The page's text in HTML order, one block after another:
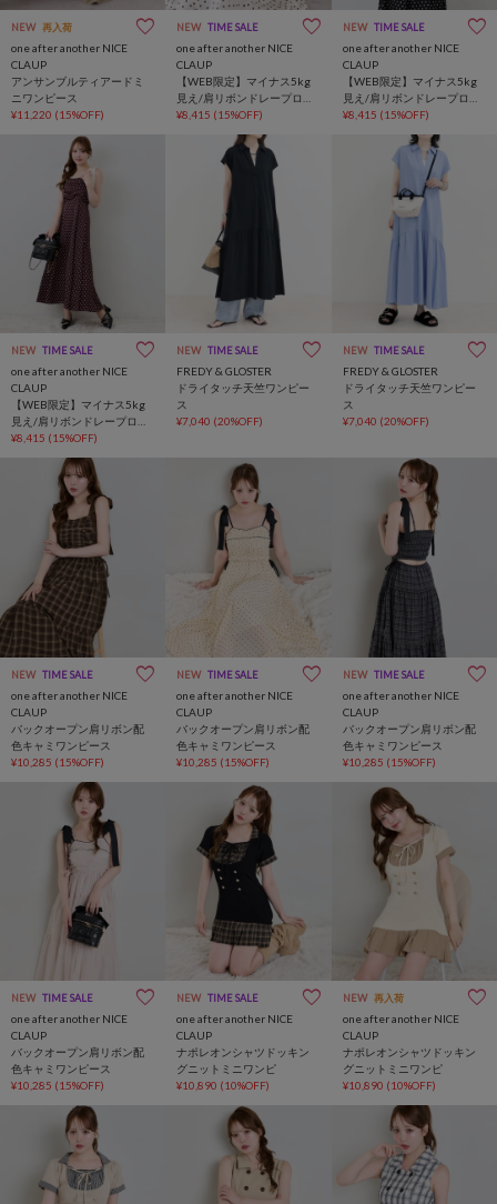
NEW 再入荷
one after another NICE
CLAUP
アンサンブルティアードミ
ニワンピース
¥11,220 (15%OFF)
NEW TIME SALE
one after another NICE
CLAUP
【WEB限定】マイナス5kg
見え/肩リボンドレープロン
グワンピース
¥8,415 (15%OFF)
NEW TIME SALE
one after another NICE
CLAUP
【WEB限定】マイナス5kg
見え/肩リボンドレープロン
グワンピース
¥8,415 (15%OFF)
NEW TIME SALE
one after another NICE
CLAUP
【WEB限定】マイナス5kg
見え/肩リボンドレープロン
グワンピース
¥8,415 (15%OFF)
NEW TIME SALE
FREDY & GLOSTER
ドライタッチ天竺ワンピー
ス
¥7,040 (20%OFF)
NEW TIME SALE
FREDY & GLOSTER
ドライタッチ天竺ワンピー
ス
¥7,040 (20%OFF)
NEW TIME SALE
one after another NICE
CLAUP
バックオープン肩リボン配
色キャミワンピース
¥10,285 (15%OFF)
NEW TIME SALE
one after another NICE
CLAUP
バックオープン肩リボン配
色キャミワンピース
¥10,285 (15%OFF)
NEW TIME SALE
one after another NICE
CLAUP
バックオープン肩リボン配
色キャミワンピース
¥10,285 (15%OFF)
NEW TIME SALE
one after another NICE
CLAUP
バックオープン肩リボン配
色キャミワンピース
¥10,285 (15%OFF)
NEW TIME SALE
one after another NICE
CLAUP
ナポレオンシャツドッキン
グニットミニワンピ
¥10,890 (10%OFF)
NEW 再入荷
one after another NICE
CLAUP
ナポレオンシャツドッキン
グニットミニワンピ
¥10,890 (10%OFF)